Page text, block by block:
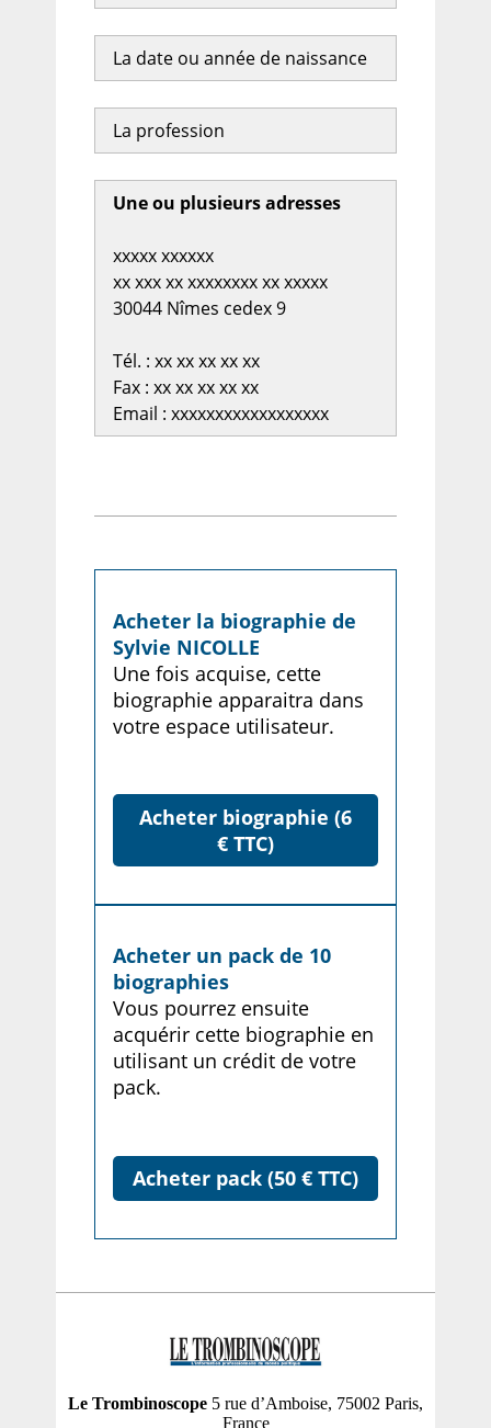
La date ou année de naissance
La profession
Une ou plusieurs adresses
xxxxx xxxxxx
xx xxx xx xxxxxxxx xx xxxxx
30044 Nîmes cedex 9
Tél. : xx xx xx xx xx
Fax : xx xx xx xx xx
Email : xxxxxxxxxxxxxxxxxx
Acheter la biographie de
Sylvie NICOLLE
Une fois acquise, cette
biographie apparaitra dans
votre espace utilisateur.
Acheter biographie (6
€ TTC)
Acheter un pack de 10
biographies
Vous pourrez ensuite
acquérir cette biographie en
utilisant un crédit de votre
pack.
Acheter pack (50 € TTC)
Le Trombinoscope 5 rue d’Amboise, 75002 Paris,
France